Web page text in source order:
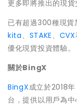
更多即將推出的現貨
已有超過300種現貨
kita 、 STAKE 、 CVX
優化現貨投資體驗。
關於BingX
BingX成立於2018
台，提供以用戶為